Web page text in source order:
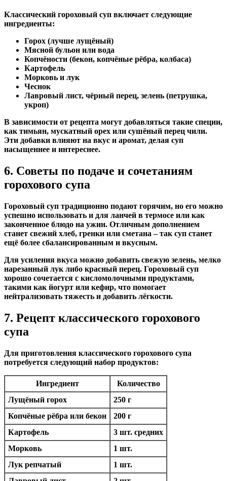
Классический гороховый суп включает следующие
ингредиенты:
Горох (лучше лущёный)
Мясной бульон или вода
Копчёности (бекон, копчёные рёбра, колбаса)
Картофель
Морковь и лук
Чеснок
Лавровый лист, чёрный перец, зелень (петрушка,
укроп)
В зависимости от рецепта могут добавляться такие специи,
как тимьян, мускатный орех или сушёный перец чили.
Эти добавки влияют на вкус и аромат, делая суп
насыщеннее и интереснее.
6. Советы по подаче и сочетаниям
горохового супа
Гороховый суп традиционно подают горячим, но его можно
успешно использовать и для ланчей в термосе или как
законченное блюдо на ужин. Отличным дополнением
станет свежий хлеб, гренки или сметана – так суп станет
ещё более сбалансированным и вкусным.
Для усиления вкуса можно добавить свежую зелень, мелко
нарезанный лук либо красный перец. Гороховый суп
хорошо сочетается с кисломолочными продуктами,
такими как йогурт или кефир, что помогает
нейтрализовать тяжесть и добавить лёгкости.
7. Рецепт классического горохового
супа
Для приготовления классического горохового супа
потребуется следующий набор продуктов:
Ингредиент
Количество
Лущёный горох
250 г
Копчёные рёбра или бекон
200 г
Картофель
3 шт. средних
Морковь
1 шт.
Лук репчатый
1 шт.